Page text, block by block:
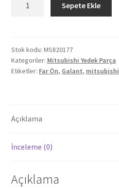
Far
MS820177
adet
Sepete Ekle
Stok kodu: MS820177
Kategoriler: Mitsubishi Yedek Parça
Etiketler: Far Ön, Galant, mitsubishi
Açıklama
İnceleme (0)
Açıklama